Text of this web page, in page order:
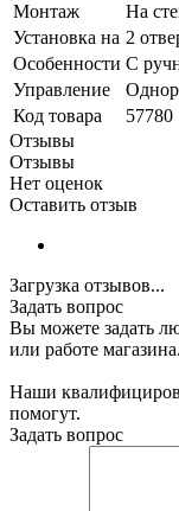
Монтаж
На
Установка на 2
Особенности С
Управление
Код товара
57780
Отзывы
Отзывы
Нет оценок
Оставить отзыв
Загрузка отзывов...
Задать вопрос
Вы можете задать
или работе магазина.
Наши
помогут.
Задать вопрос